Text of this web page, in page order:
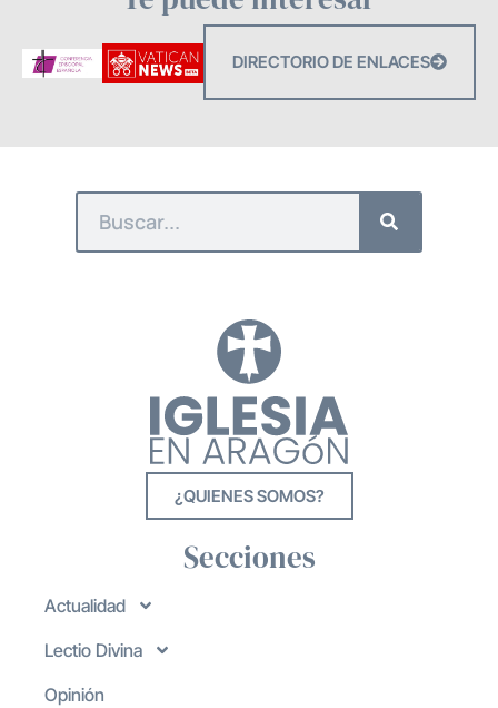
DIRECTORIO DE ENLACES
¿QUIENES SOMOS?
Secciones
Actualidad
Lectio Divina
Opinión